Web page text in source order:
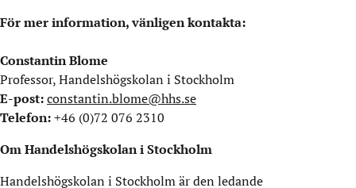
För mer information, vänligen kontakta:
Constantin Blome
Professor, Handelshögskolan i Stockholm
E-post:constantin.blome@hhs.se
Telefon:+46 (0)72 076 2310
Om Handelshögskolan i Stockholm
Handelshögskolan i Stockholm är den ledande